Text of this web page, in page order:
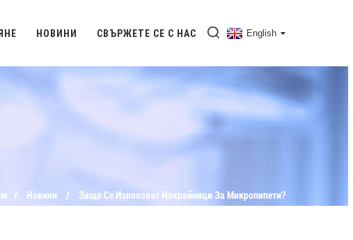
НОВИНИ СВЪРЖЕТЕ СЕ С НАС English
Новини Защо Се Използват Накрайници За Микропипети?